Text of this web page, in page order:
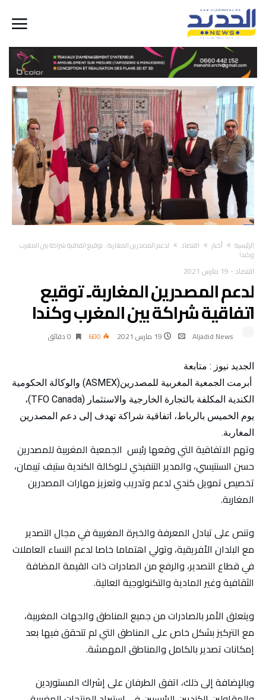
‫الرئيسية‬ أخبار اقتصاد
لدعم المصدرين المغاربة.. توقيع اتفاقية شراكة بين المغرب
وكندا
اقتصاد- 19 مارس 2021
لدعم المصدرين المغاربة.. توقيع
اتفاقية شراكة بين المغرب وكندا
Aljadid News 19 مارس 2021 600 0 ‫دقائق‬
الجديد نيوز : متابعة
أبرمت الجمعية المغربية للمصدرين(ASMEX) والوكالة الحكومية
الكندية المكلفة بالتجارة الخارجية والاستثمار (TFO Canada)،
يوم الخميس بالرباط، اتفاقية شراكة تهدف إلى دعم المصدرين
المغاربة.
وتهم الاتفاقية التي وقعها رئيس الجمعية المغربية للمصدرين
حسن السنتيسي، والمدير التنفيذي لـلوكالة الكندية ستيف تيبمان،
تخصيص تمويل كندي لدعم وتدريب وتعزيز مهارات المصدرين
المغاربة.
وتنص على تبادل المعرفة والخبرة المغربية في مجال التصدير
مع البلدان الأفريقية، وتولي اهتماما خاصا لدعم النساء العاملات
في قطاع التصدير، والرفع من الصادرات ذات القيمة المضافة
الثقافية وغير المادية والتكنولوجية العالية.
ويتعلق الأمر بالصادرات من جميع المناطق والجهات المغربية،
مع التركيز بشكل خاص على المناطق التي لم تتحقق فيها بعد
إمكانات تصدير بالكامل والمناطق المهمشة.
وبالإضافة إلى ذلك، اتفق الطرفان على إشراك المستوردين